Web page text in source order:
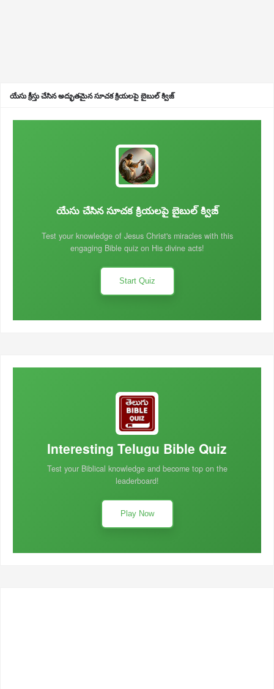
యేసు క్రీస్తు చేసిన అద్భుతమైన సూచక క్రియలపై బైబుల్ క్విజ్
యేసు చేసిన సూచక క్రియలపై బైబుల్ క్విజ్
Test your knowledge of Jesus Christ's miracles with this
engaging Bible quiz on His divine acts!
Start Quiz
Interesting Telugu Bible Quiz
Test your Biblical knowledge and become top on the
leaderboard!
Play Now